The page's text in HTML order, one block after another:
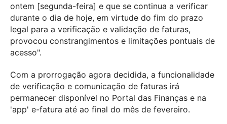
ontem [segunda-feira] e que se continua a verificar
durante o dia de hoje, em virtude do fim do prazo
legal para a verificação e validação de faturas,
provocou constrangimentos e limitações pontuais de
acesso".
Com a prorrogação agora decidida, a funcionalidade
de verificação e comunicação de faturas irá
permanecer disponível no Portal das Finanças e na
'app' e-fatura até ao final do mês de fevereiro.